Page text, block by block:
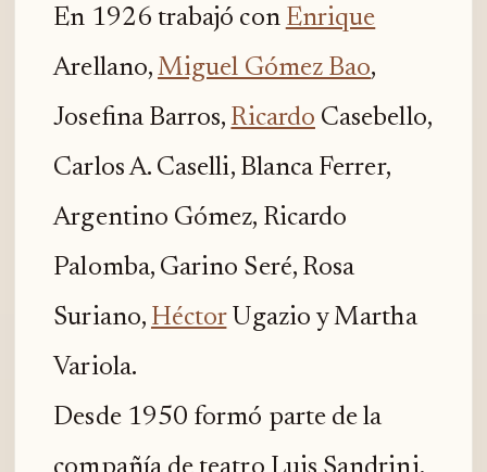
En 1926 trabajó con Enrique
Arellano,Miguel Gómez Bao,
Josefina Barros, Ricardo Casebello,
Carlos A. Caselli, Blanca Ferrer,
Argentino Gómez, Ricardo
Palomba, Garino Seré, Rosa
Suriano, HéctorUgazio y Martha
Variola.
Desde 1950 formó parte de la